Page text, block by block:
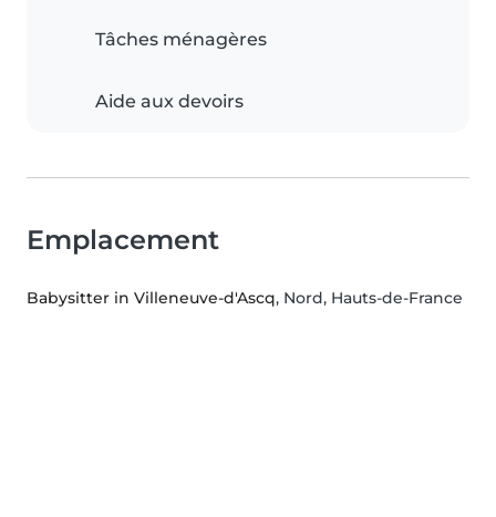
Tâches ménagères
Aide aux devoirs
Emplacement
Babysitter in Villeneuve-d'Ascq, Nord, Hauts-de-France